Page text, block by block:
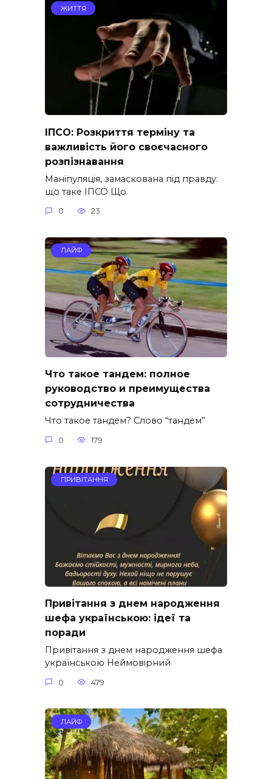
ЖИТТЯ
ІПСО: Розкриття терміну та
важливість його своєчасного
розпізнавання
Маніпуляція, замаскована під правду:
що таке ІПСО Що
0 23
ЛАЙФ
Что такое тандем: полное
руководство и преимущества
сотрудничества
Что такое тандем? Слово “тандем”
0 179
ПРИВІТАННЯ
Привітання з днем народження
шефа українською: ідеї та
поради
Привітання з днем народження шефа
українською Неймовірний
0 479
ЛАЙФ